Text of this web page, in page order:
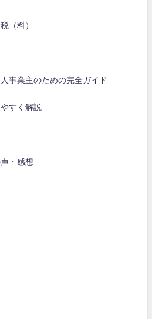
（料）
事業主のための完全ガイド
すく解説
・感想